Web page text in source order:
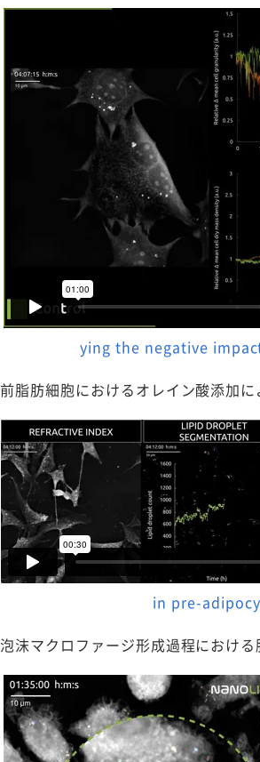
ying the negative
前脂肪細胞におけるオレイン酸添加
in pre-
泡沫マクロファージ形成過程におけ